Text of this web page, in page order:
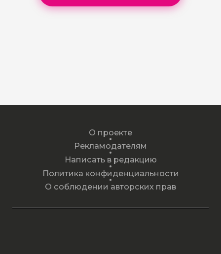
О проекте
Рекламодателям
Написать в редакцию
Политика конфиденциальности
О соблюдении авторских прав